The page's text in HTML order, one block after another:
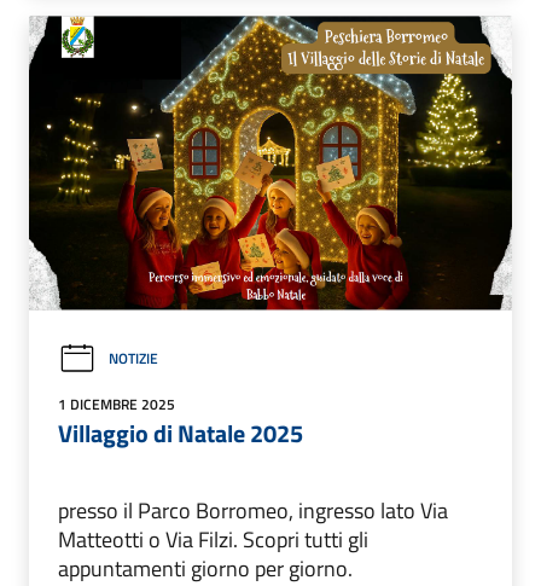
NOTIZIE
1 DICEMBRE 2025
Villaggio di Natale 2025
presso il Parco Borromeo, ingresso lato Via
Matteotti o Via Filzi. Scopri tutti gli
appuntamenti giorno per giorno.